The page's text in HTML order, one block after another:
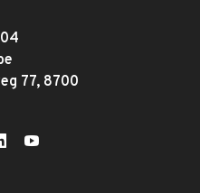
77, 8700